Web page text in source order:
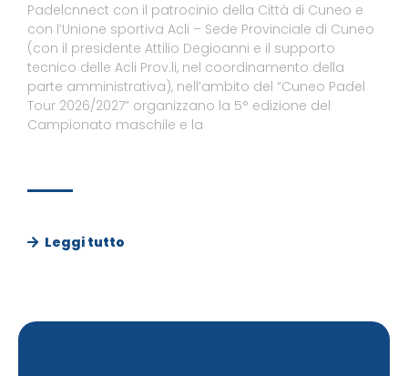
Padelcnnect con il patrocinio della Città di Cuneo e
con l’Unione sportiva Acli – Sede Provinciale di Cuneo
(con il presidente Attilio Degioanni e il supporto
tecnico delle Acli Prov.li, nel coordinamento della
parte amministrativa), nell’ambito del “Cuneo Padel
Tour 2026/2027” organizzano la 5° edizione del
Campionato maschile e la
Leggi tutto